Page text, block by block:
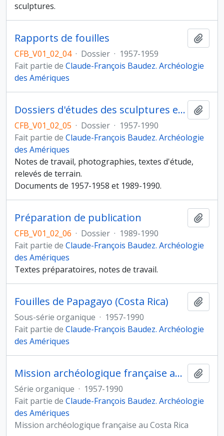
sculptures.
Rapports de fouilles
CFB_V01_02_04 · Dossier · 1957-1959
Fait partie de Claude-François Baudez. Archéologie
des Amériques
Dossiers d'études des sculptures et des céramiques
CFB_V01_02_05 · Dossier · 1957-1990
Fait partie de Claude-François Baudez. Archéologie
des Amériques
Notes de travail, photographies, textes d'étude,
relevés de terrain.
Documents de 1957-1958 et 1989-1990.
Préparation de publication
CFB_V01_02_06 · Dossier · 1989-1990
Fait partie de Claude-François Baudez. Archéologie
des Amériques
Textes préparatoires, notes de travail.
Fouilles de Papagayo (Costa Rica)
Sous-série organique · 1957-1990
Fait partie de Claude-François Baudez. Archéologie
des Amériques
Mission archéologique française au Costa Rica
Série organique · 1957-1990
Fait partie de Claude-François Baudez. Archéologie
des Amériques
Mission archéologique française au Costa Rica